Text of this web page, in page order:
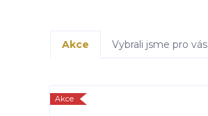
Akce Vybrali jsme pro vás
Akce